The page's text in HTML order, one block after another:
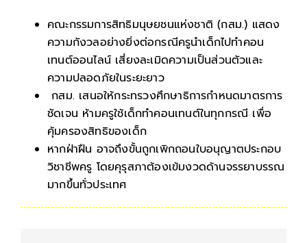
คณะกรรมการสิทธิมนุษยชนแห่งชาติ (กสม.) แสดง
ความกังวลอย่างยิ่งต่อกรณีครูนำเด็กไปทำคอน
เทนต์ออนไลน์ เสี่ยงละเมิดความเป็นส่วนตัวและ
ความปลอดภัยในระยะยาว
กสม. เสนอให้กระทรวงศึกษาธิการกำหนดมาตรการ
ชัดเจน ห้ามครูใช้เด็กทำคอนเทนต์ในทุกกรณี เพื่อ
คุ้มครองสิทธิของเด็ก
หากฝ่าฝืน อาจถึงขั้นถูกเพิกถอนใบอนุญาตประกอบ
วิชาชีพครู โดยคุรุสภาต้องเข้มงวดด้านจรรยาบรรณ
มากขึ้นทั่วประเทศ